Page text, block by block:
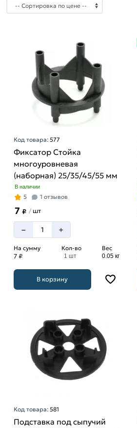
Код товара: 577
Фиксатор Стойка
многоуровневая
(наборная) 25/35/45/55 мм
В наличии
5 1 отзывов
7 ₽ /шт
– +
На сумму
7 ₽
Кол-во
1 шт
Вес
0.05 кг
В корзину
Код товара: 581
Подставка под сыпучий